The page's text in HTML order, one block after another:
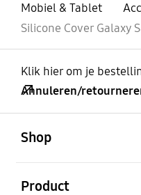
Mobiel & Tablet
Silicone Cover Galaxy
Klik hier om je
Annuleren/
Shop
Product